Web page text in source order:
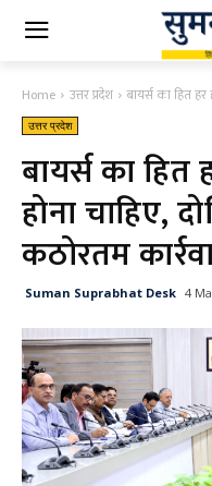
Home उत्तर प्रदेश बायर्स का हित
उत्तर प्रदेश
बायर्स का हित
होना चाहिए,
कठोरतम
Suman Suprabhat Desk 4